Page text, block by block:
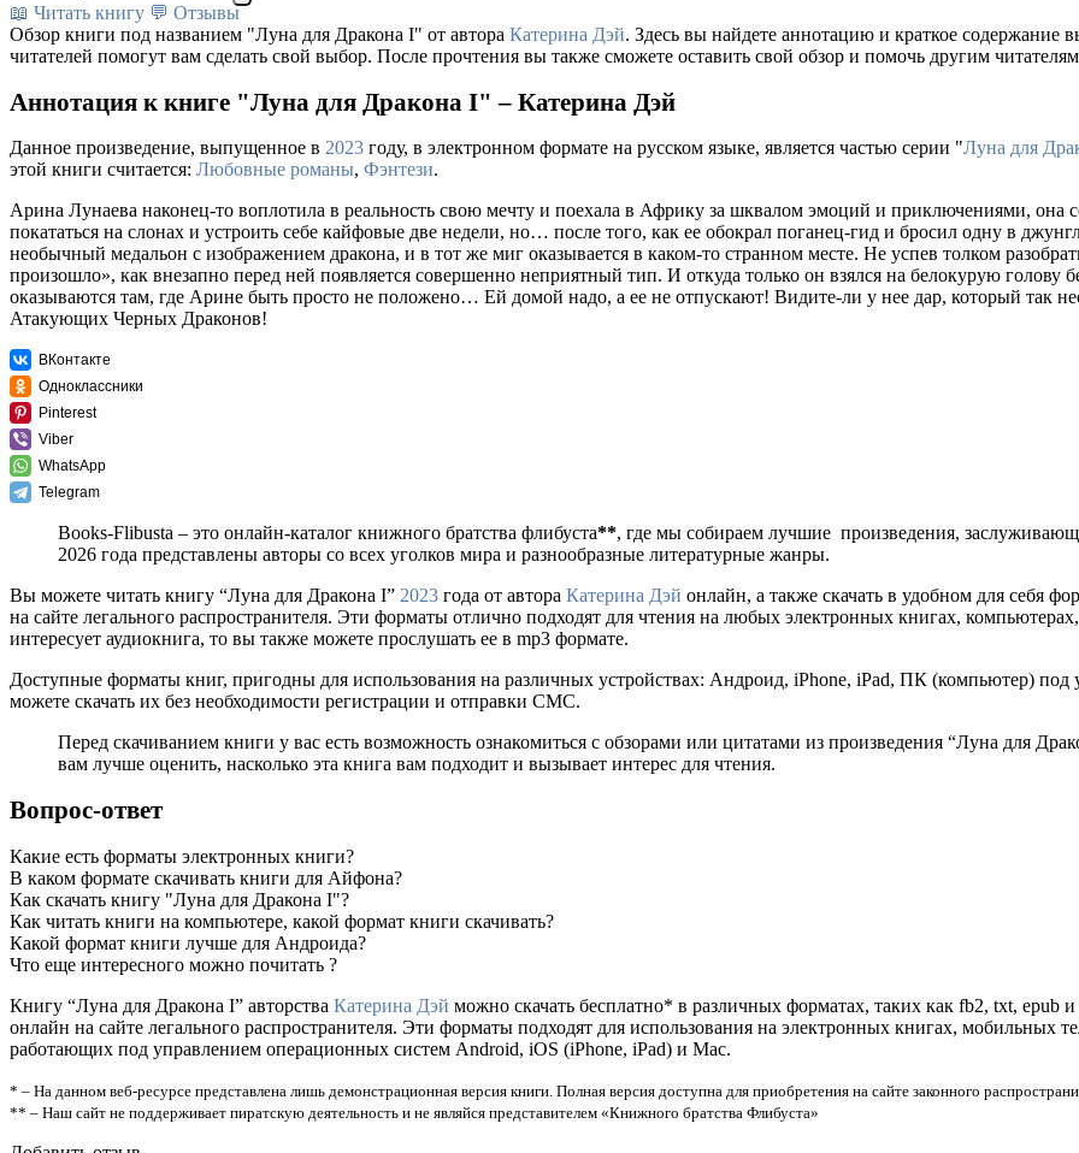
📖 Читать книгу 💬 Отзывы
Обзор книги под названием "Луна для Дракона I" от автора Катерина Дэй. Здесь вы найдете аннотацию и краткое
читателей помогут вам сделать свой выбор. После прочтения вы также сможете оставить свой обзор и помочь другим
Аннотация к книге "Луна для Дракона I" – Катерина Дэй
Данное произведение, выпущенное в 2023 году, в электронном формате на русском языке, является частью серии "Луна для
этой книги считается: Любовные романы, Фэнтези.
Арина Лунаева наконец-то воплотила в реальность свою мечту и поехала в Африку за шквалом эмоций и приключениями, она
покататься на слонах и устроить себе кайфовые две недели, но… после того, как ее обокрал поганец-гид и бросил одну в
необычный медальон с изображением дракона, и в тот же миг оказывается в каком-то странном месте. Не успев толком
произошло», как внезапно перед ней появляется совершенно неприятный тип. И откуда только он взялся на белокурую голову
оказываются там, где Арине быть просто не положено… Ей домой надо, а ее не отпускают! Видите-ли у нее дар, который так
Атакующих Черных Драконов!
ВКонтакте
Одноклассники
Pinterest
Viber
WhatsApp
Telegram
Books-Flibusta – это онлайн-каталог книжного братства флибуста**, где мы собираем лучшие произведения,
2026 года представлены авторы со всех уголков мира и разнообразные литературные жанры.
Вы можете читать книгу “Луна для Дракона I” 2023 года от автора Катерина Дэй онлайн, а также скачать в удобном для себя
на сайте легального распространителя. Эти форматы отлично подходят для чтения на любых электронных книгах,
интересует аудиокнига, то вы также можете прослушать ее в mp3 формате.
Доступные форматы книг, пригодны для использования на различных устройствах: Андроид, iPhone, iPad, ПК (компьютер)
можете скачать их без необходимости регистрации и отправки СМС.
Перед скачиванием книги у вас есть возможность ознакомиться с обзорами или цитатами из произведения “Луна для
вам лучше оценить, насколько эта книга вам подходит и вызывает интерес для чтения.
Вопрос-ответ
Какие есть форматы электронных книги?
В каком формате скачивать книги для Айфона?
Как скачать книгу "Луна для Дракона I"?
Как читать книги на компьютере, какой формат книги скачивать?
Какой формат книги лучше для Андроида?
Что еще интересного можно почитать ?
Книгу “Луна для Дракона I” авторства Катерина Дэй можно скачать бесплатно* в различных форматах, таких как fb2, txt, epub
онлайн на сайте легального распространителя. Эти форматы подходят для использования на электронных книгах, мобильных
работающих под управлением операционных систем Android, iOS (iPhone, iPad) и Mac.
* – На данном веб-ресурсе представлена лишь демонстрационная версия книги. Полная версия доступна для приобретения на сайте законного
** – Наш сайт не поддерживает пиратскую деятельность и не являйся представителем «Книжного братства Флибуста»